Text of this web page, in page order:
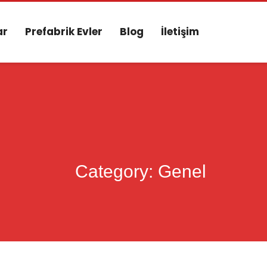
Prefabrik Evler Blog İletişim
Category: Genel